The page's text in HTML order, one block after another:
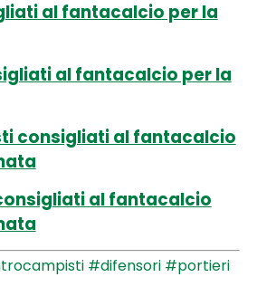
al fantacalcio per la
al fantacalcio per la
consigliati al fantacalcio
al fantacalcio
#difensori #portieri